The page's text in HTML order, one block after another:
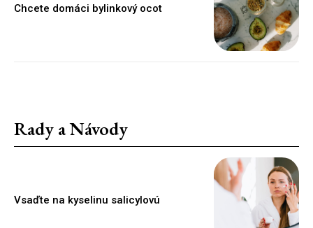
Chcete domáci bylinkový ocot
Rady a Návody
Vsaďte na kyselinu salicylovú